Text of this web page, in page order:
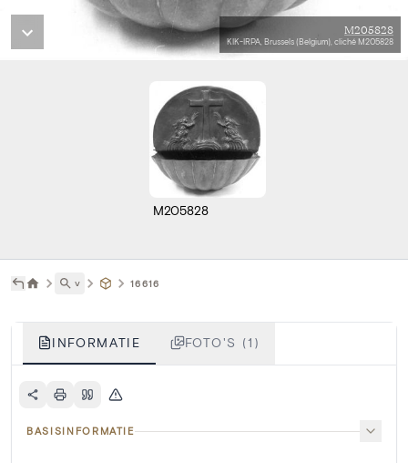
M205828
KIK-IRPA, Brussels (Belgium), cliché M205828
M205828
˅ 16616
INFORMATIE FOTO'S (1)
BASISINFORMATIE